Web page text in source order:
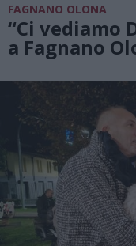
FAGNANO OLONA
“Ci vediamo
a Fagnano